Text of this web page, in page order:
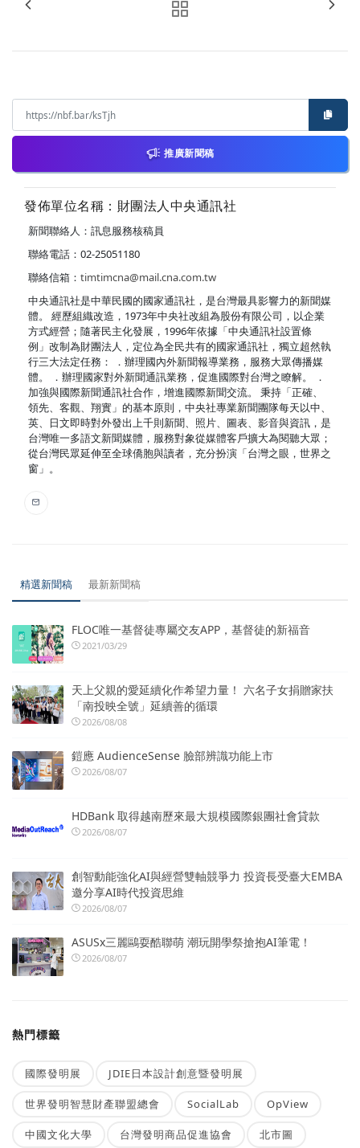
推廣新聞稿
發佈單位名稱：財團法人中央通訊社
新聞聯絡人：訊息服務核稿員
聯絡電話：02-25051180
聯絡信箱： timtimcna@mail.cna.com.tw
中央通訊社是中華民國的國家通訊社，是台灣最具影響力的新聞媒
體。 經歷組織改造，1973年中央社改組為股份有限公司，以企業
方式經營；隨著民主化發展，1996年依據「中央通訊社設置條
例」改制為財團法人，定位為全民共有的國家通訊社，獨立超然執
行三大法定任務： ．辦理國內外新聞報導業務，服務大眾傳播媒
體。 ．辦理國家對外新聞通訊業務，促進國際對台灣之瞭解。 ．
加強與國際新聞通訊社合作，增進國際新聞交流。 秉持「正確、
領先、客觀、翔實」的基本原則，中央社專業新聞團隊每天以中、
英、日文即時對外發出上千則新聞、照片、圖表、影音與資訊，是
台灣唯一多語文新聞媒體，服務對象從媒體客戶擴大為閱聽大眾；
從台灣民眾延伸至全球僑胞與讀者，充分扮演「台灣之眼，世界之
窗」。
精選新聞稿 最新新聞稿
FLOC唯一基督徒專屬交友APP，基督徒的新福音
2021/03/29
天上父親的愛延續化作希望力量！ 六名子女捐贈家扶
「南投映全號」延續善的循環
2026/08/08
鎧應 AudienceSense 臉部辨識功能上市
2026/08/07
HDBank 取得越南歷來最大規模國際銀團社會貸款
2026/08/07
創智動能強化AI與經營雙軸競爭力 投資長受臺大EMBA
邀分享AI時代投資思維
2026/08/07
ASUSx三麗鷗耍酷聯萌 潮玩開學祭搶抱AI筆電！
2026/08/07
熱門標籤
國際發明展 JDIE日本設計創意暨發明展
世界發明智慧財產聯盟總會 SocialLab OpView
中國文化大學 台灣發明商品促進協會 北市圖